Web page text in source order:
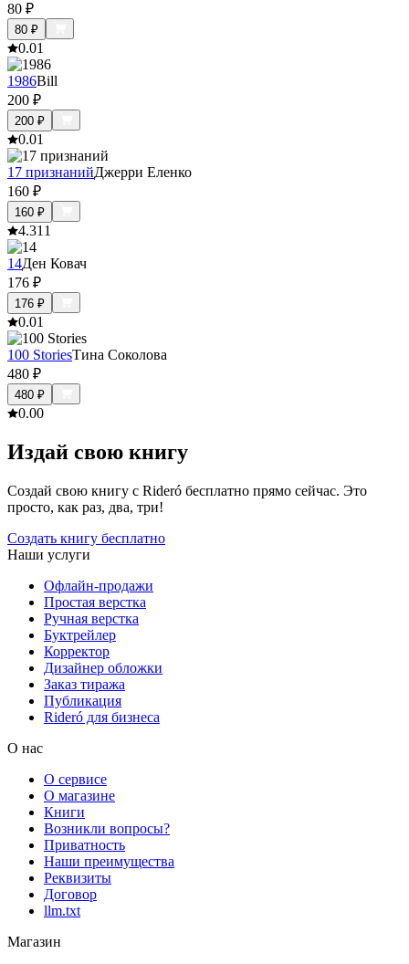
80 ₽
80 ₽
0.01
1986Bill
200 ₽
200 ₽
0.01
17 признанийДжерри Еленко
160 ₽
160 ₽
4.311
14Ден Ковач
176 ₽
176 ₽
0.01
100 StoriesТина Соколова
480 ₽
480 ₽
0.00
Издай свою книгу
Создай свою книгу с Rideró бесплатно прямо сейчас. Это
просто, как раз, два, три!
Создать книгу бесплатно
Наши услуги
Офлайн-продажи
Простая верстка
Ручная верстка
Буктрейлер
Корректор
Дизайнер обложки
Заказ тиража
Публикация
Rideró для бизнеса
О нас
О сервисе
О магазине
Книги
Возникли вопросы?
Приватность
Наши преимущества
Реквизиты
Договор
llm.txt
Магазин